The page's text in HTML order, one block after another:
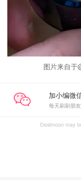
图片来自于
加小编微
每天刷刷朋
Dealmoon may